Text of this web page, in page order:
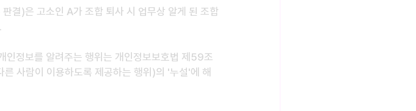
)은 고소인 A가 조합 퇴사 시 업무상 알게 된 조합
인정보를 알려주는 행위는 개인정보보호법 제59조
사람이 이용하도록 제공하는 행위)의 '누설'에 해